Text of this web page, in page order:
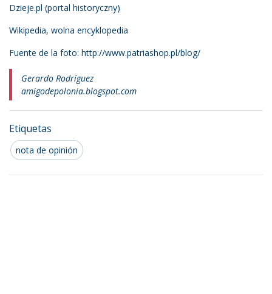
Dzieje.pl (portal historyczny)
Wikipedia, wolna encyklopedia
Fuente de la foto: http://www.patriashop.pl/blog/
Gerardo Rodríguez
amigodepolonia.blogspot.com
Etiquetas
nota de opinión